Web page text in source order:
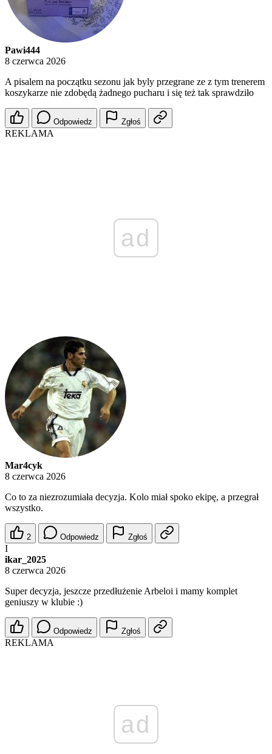
Pawi444
8 czerwca 2026
A pisalem na początku sezonu jak byly przegrane ze z tym trenerem
koszykarze nie zdobędą żadnego pucharu i się też tak sprawdziło
Odpowiedz Zgłoś
REKLAMA
ad
Mar4cyk
8 czerwca 2026
Co to za niezrozumiała decyzja. Kolo miał spoko ekipę, a przegrał
wszystko.
2 Odpowiedz Zgłoś
I
ikar_2025
8 czerwca 2026
Super decyzja, jeszcze przedłużenie Arbeloi i mamy komplet
geniuszy w klubie :)
Odpowiedz Zgłoś
REKLAMA
ad